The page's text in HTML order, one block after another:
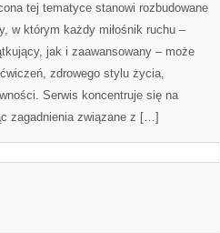
tej tematyce stanowi rozbudowane
w którym każdy miłośnik ruchu –
jak i zaawansowany – może
zdrowego stylu życia,
Serwis koncentruje się na
zagadnienia związane z […]